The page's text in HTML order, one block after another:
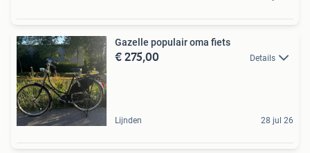
Gazelle populair oma fiets
€ 275,00 Details
Lijnden 28 jul 26